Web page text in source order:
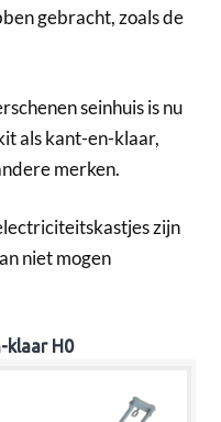
gebracht, zoals de
seinhuis is nu
als kant-en-klaar,
merken.
zijn
niet mogen
klaar H0